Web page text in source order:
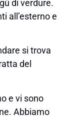
di verdure.
all’esterno e
si trova
del
e vi sono
Abbiamo